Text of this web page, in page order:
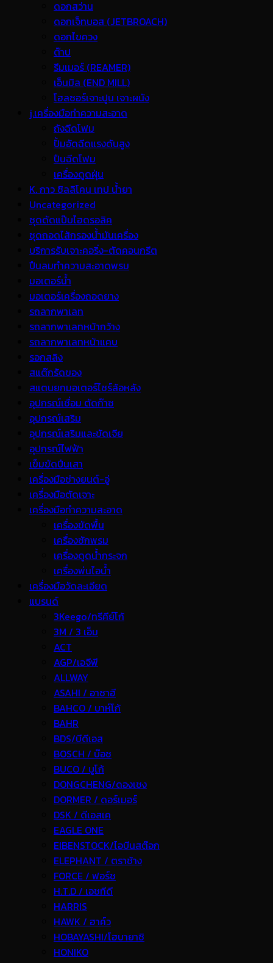
ดอกสว่าน
ดอกเจ็ทบอส (JETBROACH)
ดอกไขควง
ต๊าป
รีมเมอร์ (REAMER)
เอ็นมิล (END MILL)
โฮลซอร์เจาะปูน เจาะผนัง
j.เครื่องมือทำความสะอาด
ถังฉีดโฟม
ปั้มอัดฉีดแรงดันสูง
ปืนฉีดโฟม
เครื่องดูดฝุ่น
K. กาว ซิลลิโคน เทป น้ำยา
Uncategorized
ชุดดัดแป๊บไฮดรอลิค
ชุดถอดไส้กรองน้ำมันเครื่อง
บริการรับเจาะคอริ่ง-ตัดคอนกรีต
ปืนลมทำความสะอาดพรม
มอเตอร์น้ำ
มอเตอร์เครื่องถอดยาง
รถลากพาเลท
รถลากพาเลทหน้ากว้าง
รถลากพาเลทหน้าแคบ
รอกสลิง
สแต๊กรัดของ
สแตนยกมอเตอร์ไซร์ล้อหลัง
อุปกรณ์เชื่อม ตัดก๊าซ
อุปกรณ์เสริม
อุปกรณ์เสริมและขัดเจีย
อุปกรณ์ไฟฟ้า
เข็มขัดปีนเสา
เครื่องมือช่างยนต์-อู่
เครื่องมือตัดเจาะ
เครื่องมือทำความสะอาด
เครื่องขัดพื้น
เครื่องซักพรม
เครื่องดูดน้ำกระจก
เครื่องพ่นไอน้ำ
เครื่องมือวัดละเอียด
แบรนด์
3Keego/ทรีคีย์โก้
3M / 3 เอ็ม
ACT
AGP/เอจีพี
ALLWAY
ASAHI / อาซาฮี
BAHCO / บาห์โก้
BAHR
BDS/บีดีเอส
BOSCH / บ๊อช
BUCO / บูโก้
DONGCHENG/ดองเชง
DORMER / ดอร์เมอร์
DSK / ดีเอสเค
EAGLE ONE
EIBENSTOCK/ไอบีนสต๊อก
ELEPHANT / ตราช้าง
FORCE / ฟอร์ช
H.T.D / เอชทีดี
HARRIS
HAWK / ฮาค์ว
HOBAYASHI/โฮบายาชิ
HONIKO